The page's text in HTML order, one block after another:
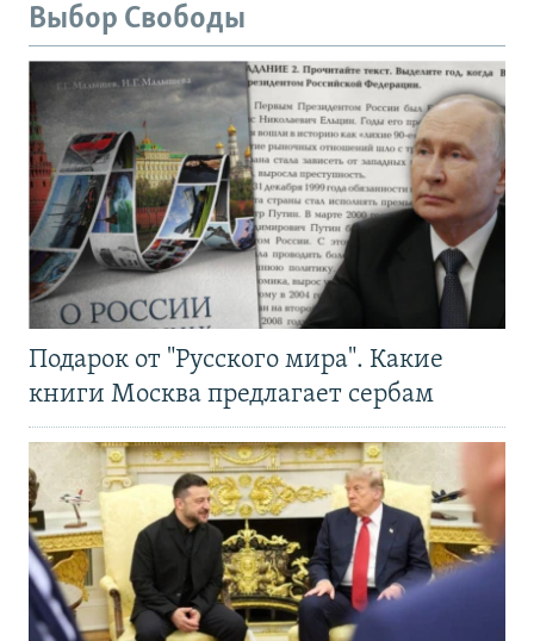
Выбор Свободы
Подарок от "Русского мира". Какие
книги Москва предлагает сербам